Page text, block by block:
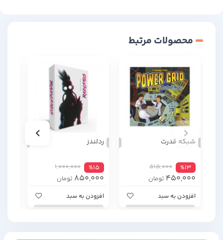
محصولات مرتبط
شبکه قدرت
%13
515,000
450,000 تومان
افزودن به سبد
ردلندز
%15
1,000,000
850,000 تومان
افزودن به سبد